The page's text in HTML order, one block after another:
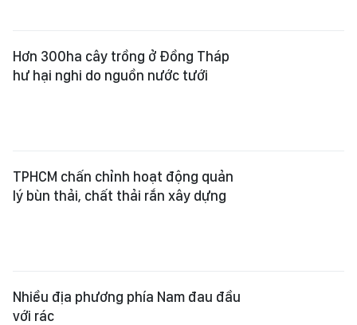
Hơn 300ha cây trồng ở Đồng Tháp
hư hại nghi do nguồn nước tưới
TPHCM chấn chỉnh hoạt động quản
lý bùn thải, chất thải rắn xây dựng
Nhiều địa phương phía Nam đau đầu
với rác